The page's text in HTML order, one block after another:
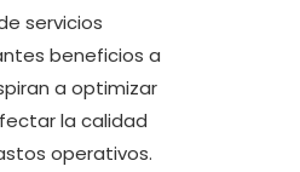
servicios
beneficios a
a optimizar
la calidad
operativos.